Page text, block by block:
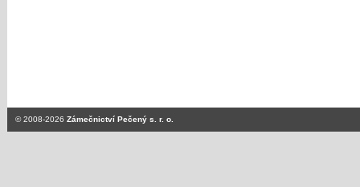
© 2008-2026 Zámečnictví Pečený s. r. o.